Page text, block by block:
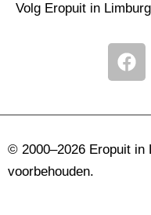
Volg Eropuit in
F
a
o
© 2000–2026 Eropuit in
voorbehouden.